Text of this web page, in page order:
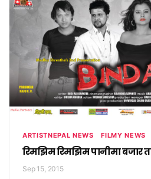
ARTISTNEPAL NEWS FILMY NEWS
रिमझिम रिमझिम पानीमा बजार
Sep 15, 2015